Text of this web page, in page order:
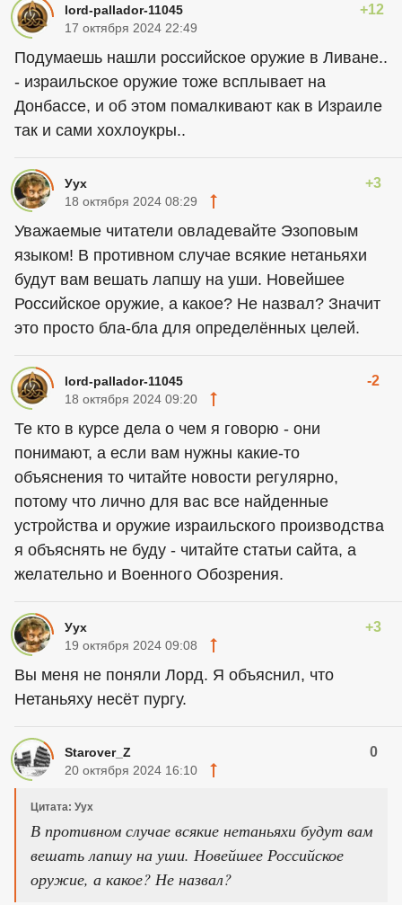
lord-pallador-11045 +12
17 октября 2024 22:49
Подумаешь нашли российское оружие в Ливане..
- израильское оружие тоже всплывает на
Донбассе, и об этом помалкивают как в Израиле
так и сами хохлоукры..
Уух +3
18 октября 2024 08:29
Уважаемые читатели овладевайте Эзоповым
языком! В противном случае всякие нетаньяхи
будут вам вешать лапшу на уши. Новейшее
Российское оружие, а какое? Не назвал? Значит
это просто бла-бла для определённых целей.
lord-pallador-11045 -2
18 октября 2024 09:20
Те кто в курсе дела о чем я говорю - они
понимают, а если вам нужны какие-то
объяснения то читайте новости регулярно,
потому что лично для вас все найденные
устройства и оружие израильского производства
я объяснять не буду - читайте статьи сайта, а
желательно и Военного Обозрения.
Уух +3
19 октября 2024 09:08
Вы меня не поняли Лорд. Я объяснил, что
Нетаньяху несёт пургу.
Starover_Z 0
20 октября 2024 16:10
Цитата: Уух
В противном случае всякие нетаньяхи будут вам
вешать лапшу на уши. Новейшее Российское
оружие, а какое? Не назвал?